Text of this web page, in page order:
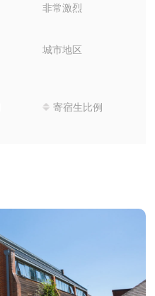
非常激烈
城市地区
寄宿生比例